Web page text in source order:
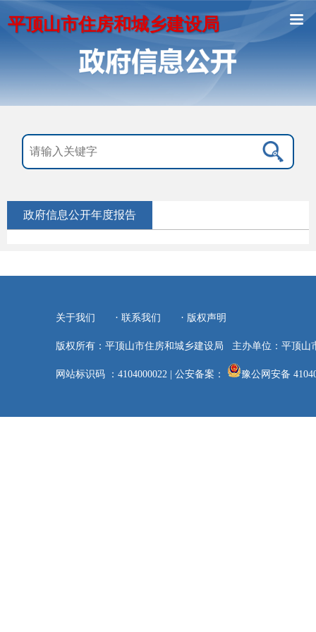
平顶山市住房和城乡建设局
政府信息公开年度报告
关于我们 · 联系我们 · 版权声明
版权所有：平顶山市住房和城乡建设局 主办单位：平顶山
网站标识码 ：4104000022| 公安备案： 豫公网安备